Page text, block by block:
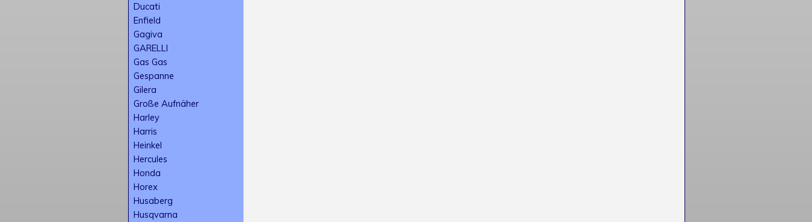
Ducati
Enfield
Gagiva
GARELLI
Gas Gas
Gespanne
Gilera
Große Aufnäher
Harley
Harris
Heinkel
Hercules
Honda
Horex
Husaberg
Husqvarna